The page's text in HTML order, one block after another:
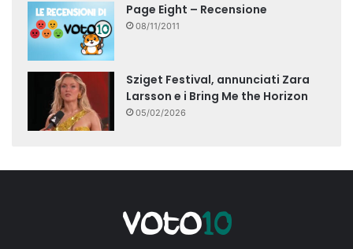
Page Eight – Recensione
08/11/2011
Sziget Festival, annunciati Zara
Larsson e i Bring Me the Horizon
05/02/2026